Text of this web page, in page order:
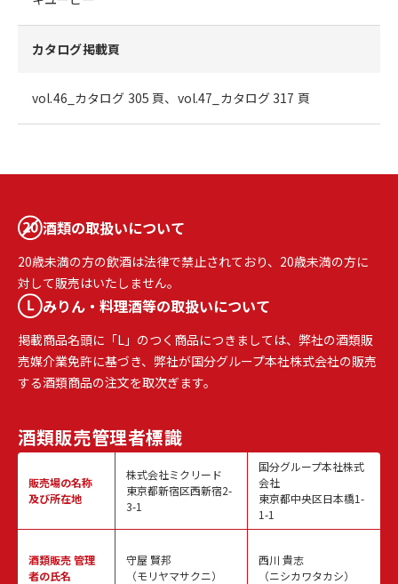
カタログ掲載頁
vol.46_カタログ 305 頁、vol.47_カタログ 317 頁
酒類の取扱いについて
20歳未満の方の飲酒は法律で禁止されており、20歳未満の方に
対して販売はいたしません。
みりん・料理酒等の取扱いについて
掲載商品名頭に「L」のつく商品につきましては、弊社の酒類販
売媒介業免許に基づき、弊社が国分グループ本社株式会社の販売
する酒類商品の注文を取次ぎます。
酒類販売管理者標識
販売場の名称
及び所在地
酒類販売管理
者の氏名
株式会社ミクリード
東京都新宿区西新宿2-
3-1
守屋 賢邦
（モリヤマサクニ）
国分グループ本社株式
会社
東京都中央区日本橋1-
1-1
西川 貴志
（ニシカワタカシ）